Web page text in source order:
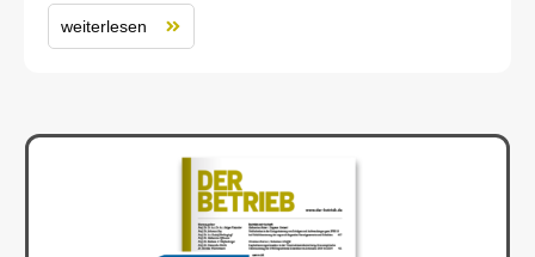
weiterlesen